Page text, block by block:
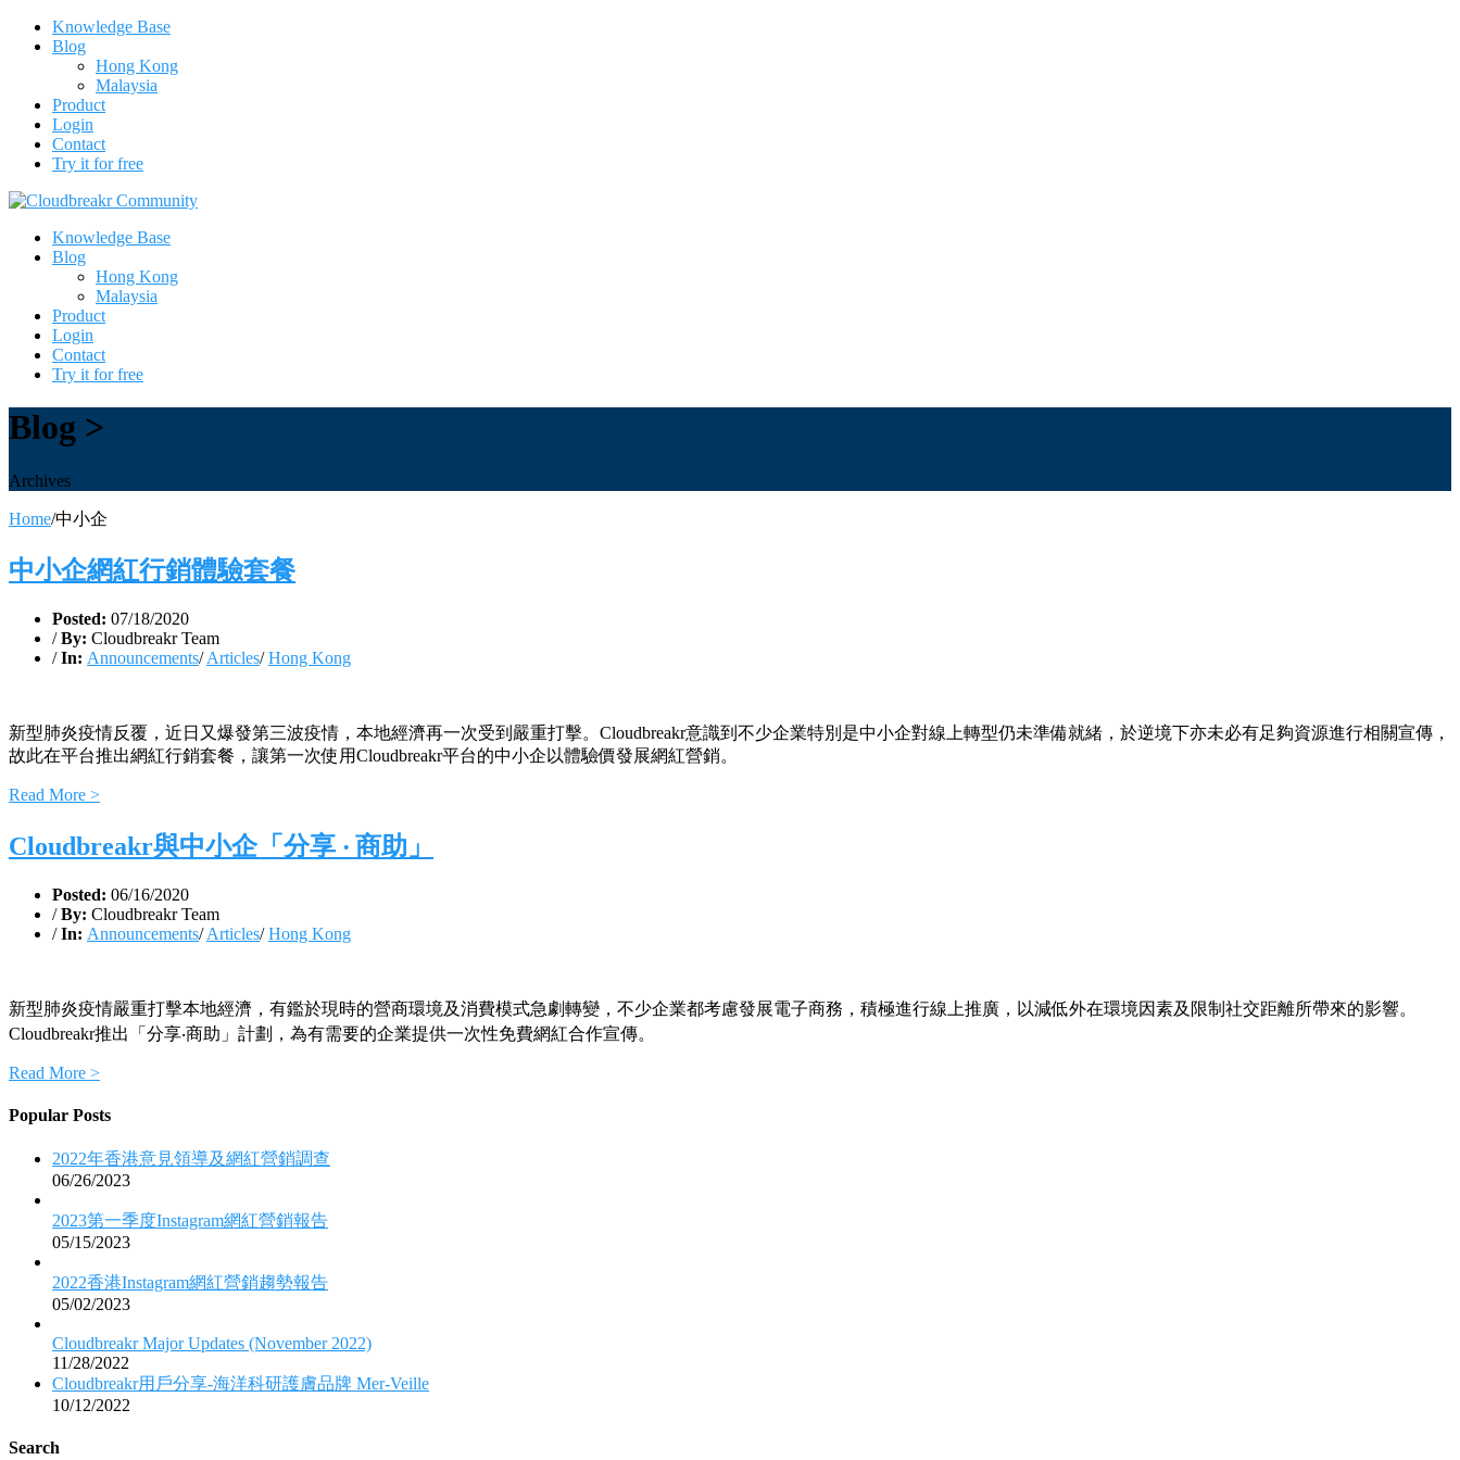
Knowledge Base
Blog
Hong Kong
Malaysia
Product
Login
Contact
Try it for free
Knowledge Base
Blog
Hong Kong
Malaysia
Product
Login
Contact
Try it for free
Blog >
Archives
Home/中小企
中小企網紅行銷體驗套餐
Posted: 07/18/2020
/ By: Cloudbreakr Team
/ In: Announcements/Articles/Hong Kong
新型肺炎疫情反覆，近日又爆發第三波疫情，本地經濟再一次受到嚴重打擊。Cloudbreakr意識到不少企業特別是中小企對線上轉型仍未準備就緒，於逆境下亦未必有足夠資源進行相關宣傳，
故此在平台推出網紅行銷套餐，讓第一次使用Cloudbreakr平台的中小企以體驗價發展網紅營銷。
Read More >
Cloudbreakr與中小企「分享 ‧ 商助」
Posted: 06/16/2020
/ By: Cloudbreakr Team
/ In: Announcements/Articles/Hong Kong
新型肺炎疫情嚴重打擊本地經濟，有鑑於現時的營商環境及消費模式急劇轉變，不少企業都考慮發展電子商務，積極進行線上推廣，以減低外在環境因素及限制社交距離所帶來的影響。
Cloudbreakr推出「分享‧商助」計劃，為有需要的企業提供一次性免費網紅合作宣傳。
Read More >
Popular Posts
2022年香港意見領導及網紅營銷調查
06/26/2023
2023第一季度Instagram網紅營銷報告
05/15/2023
2022香港Instagram網紅營銷趨勢報告
05/02/2023
Cloudbreakr Major Updates (November 2022)
11/28/2022
Cloudbreakr用戶分享-海洋科研護膚品牌 Mer-Veille
10/12/2022
Search